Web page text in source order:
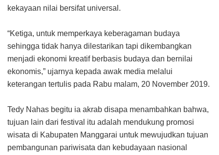
kekayaan nilai bersifat universal.
“Ketiga, untuk memperkaya keberagaman budaya
sehingga tidak hanya dilestarikan tapi dikembangkan
menjadi ekonomi kreatif berbasis budaya dan bernilai
ekonomis,” ujarnya kepada awak media melalui
keterangan tertulis pada Rabu malam, 20 November 2019.
Tedy Nahas begitu ia akrab disapa menambahkan bahwa,
tujuan lain dari festival itu adalah mendukung promosi
wisata di Kabupaten Manggarai untuk mewujudkan tujuan
pembangunan pariwisata dan kebudayaan nasional